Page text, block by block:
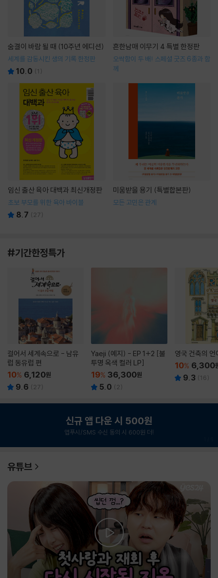
숨결이 바람 될 때 (10주년 에디션)
세계를 감동시킨 생의 기록 한정판
10.0 (1 )
흔한남매 이무기 4 특별 한정판
오싹함이 두 배! 스페셜 굿즈 6종과 함
께
임신 출산 육아 대백과 최신개정판
초보 부모를 위한 육아 바이블
8.7 ( 27)
미움받을 용기 (특별합본판)
모든 고민은 관계
#기간한정특가
걸어서 세계속으로 - 남유
럽 동유럽 편
10% 6,120원
9.6 ( 27)
Yaeji (예지) - EP 1+2 [불
투명 옥색 컬러 LP]
19% 36,300원
5.0 ( 2)
영국 건축의 언
10% 6,300
9.3 (16)
신규 앱 다운 시 500원
앱푸시/SMS 수신 동의 시 600원 더!
유튜브